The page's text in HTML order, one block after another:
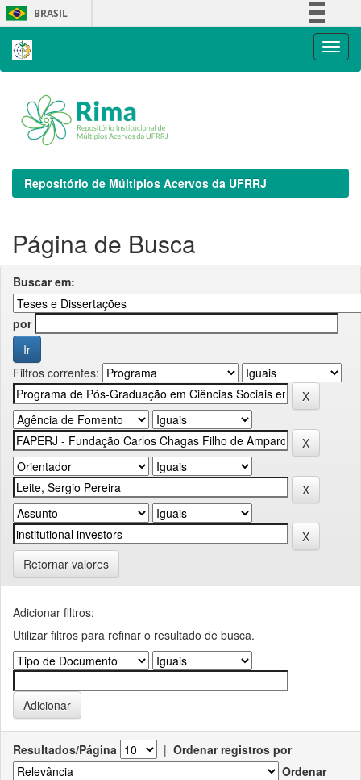
Skip
navigation
BRASIL
Repositório de Múltiplos Acervos da UFRRJ
Página de Busca
Buscar em:
por
Filtros correntes:
Retornar valores
Adicionar filtros:
Utilizar filtros para refinar o resultado de busca.
Resultados/Página | Ordenar registros por
Ordenar